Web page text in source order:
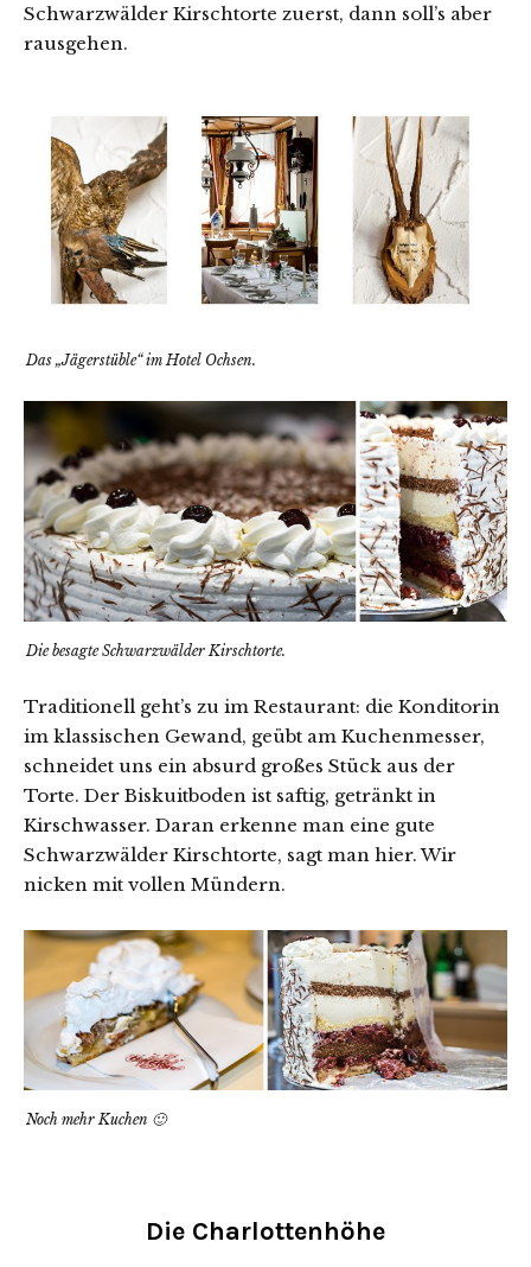
Schwarzwälder Kirschtorte zuerst, dann soll’s aber
rausgehen.
Das „Jägerstüble“ im Hotel Ochsen.
Die besagte Schwarzwälder Kirschtorte.
Traditionell geht’s zu im Restaurant: die Konditorin
im klassischen Gewand, geübt am Kuchenmesser,
schneidet uns ein absurd großes Stück aus der
Torte. Der Biskuitboden ist saftig, getränkt in
Kirschwasser. Daran erkenne man eine gute
Schwarzwälder Kirschtorte, sagt man hier. Wir
nicken mit vollen Mündern.
Noch mehr Kuchen 🙂
Die Charlottenhöhe